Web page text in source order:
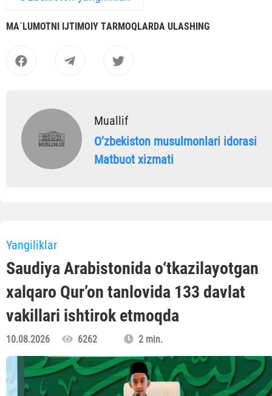
MА`LUMOTNI IJTIMOIY TАRMOQLАRDА ULАSHING
Muallif
Oʼzbekiston musulmonlari idorasi
Matbuot xizmati
Yangiliklar
Saudiya Arabistonida o‘tkazilayotgan
xalqaro Qur’on tanlovida 133 davlat
vakillari ishtirok etmoqda
10.08.2026 6262 2 min.